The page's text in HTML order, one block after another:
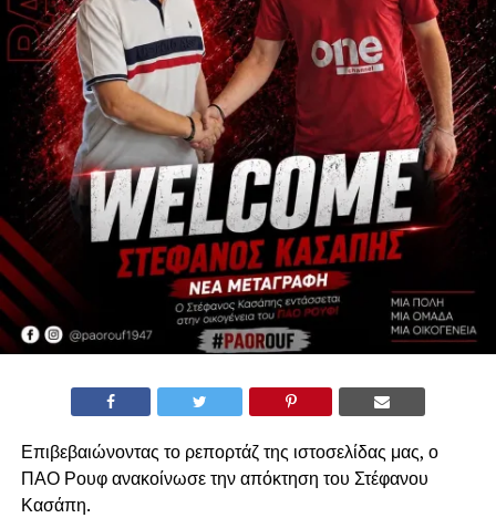
Επιβεβαιώνοντας το ρεπορτάζ της ιστοσελίδας μας, ο
ΠΑΟ Ρουφ ανακοίνωσε την απόκτηση του Στέφανου
Κασάπη.